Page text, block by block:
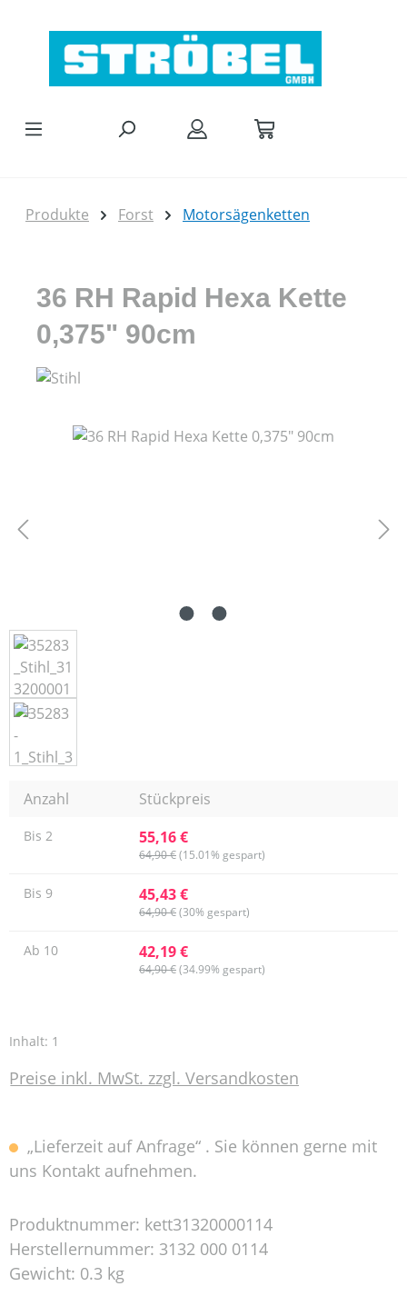
Produkte Forst Motorsägenketten
36 RH Rapid Hexa Kette
0,375" 90cm
Bildergalerie überspringen
Anzahl Stückpreis
Bis 2 55,16 €
64,90 €(15.01% gespart)
Bis 9 45,43 €
64,90 €(30% gespart)
Ab 10 42,19 €
64,90 €(34.99% gespart)
Inhalt: 1
Preise inkl. MwSt. zzgl. Versandkosten
„Lieferzeit auf Anfrage“ . Sie können gerne mit
uns Kontakt aufnehmen.
Produktnummer: kett31320000114
Herstellernummer: 3132 000 0114
Gewicht: 0.3 kg